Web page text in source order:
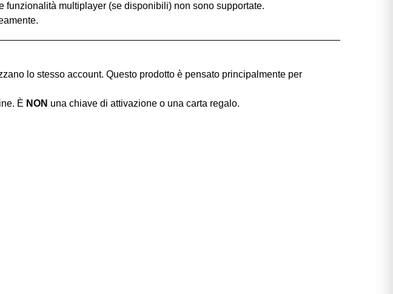
multiplayer (se disponibili) non sono supportate.
lo stesso account. Questo prodotto è pensato principalmente per
È NON una chiave di attivazione o una carta regalo.